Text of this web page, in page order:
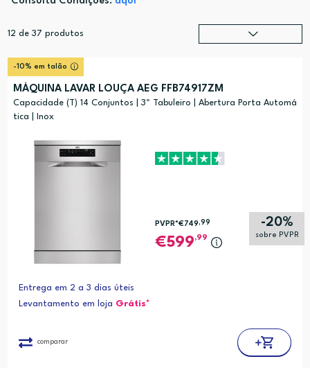
12 de 37 produtos
Preço (mais baixo)
-10% em talão
MÁQUINA LAVAR LOUÇA AEG FFB74917ZM
Capacidade (T) 14 Conjuntos | 3º Tabuleiro | Abertura Porta Automá
tica | Inox
-20%
sobre PVPR
PVPR*€749 ,99
599,99
Entrega em 2 a 3 dias úteis
Levantamento em loja Grátis*
comparar